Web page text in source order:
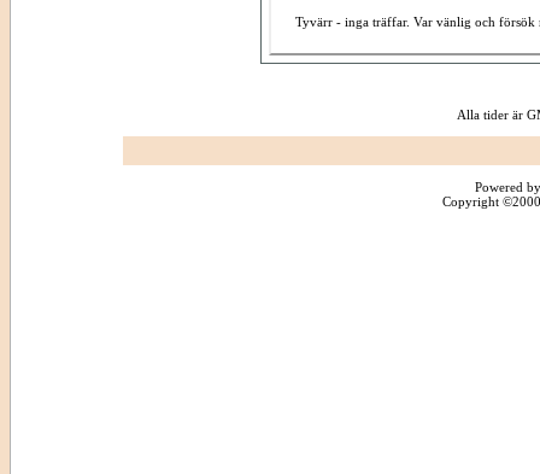
Tyvärr - inga träffar. Var vänlig och försök
Alla tider är
Powered
Copyright